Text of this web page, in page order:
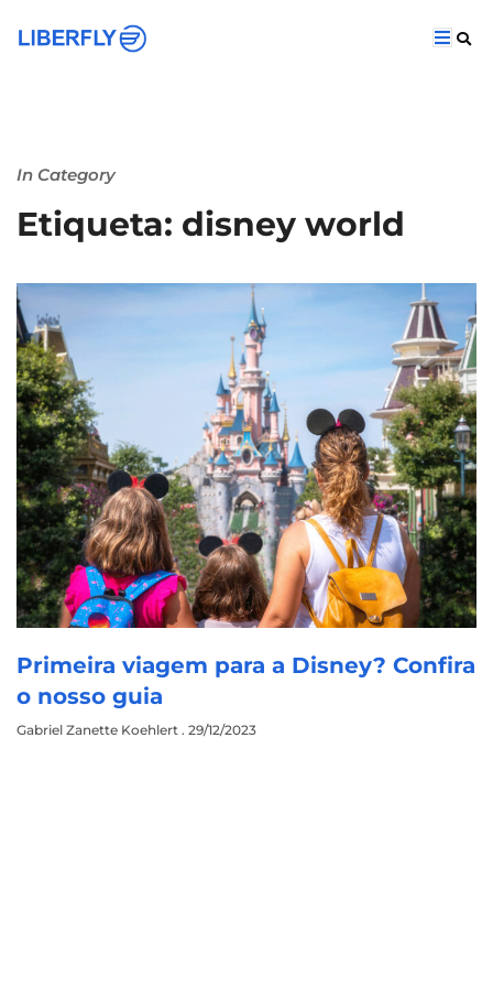
In Category
Etiqueta: disney world
Primeira viagem para a Disney? Confira
o nosso guia
Gabriel Zanette Koehlert 29/12/2023